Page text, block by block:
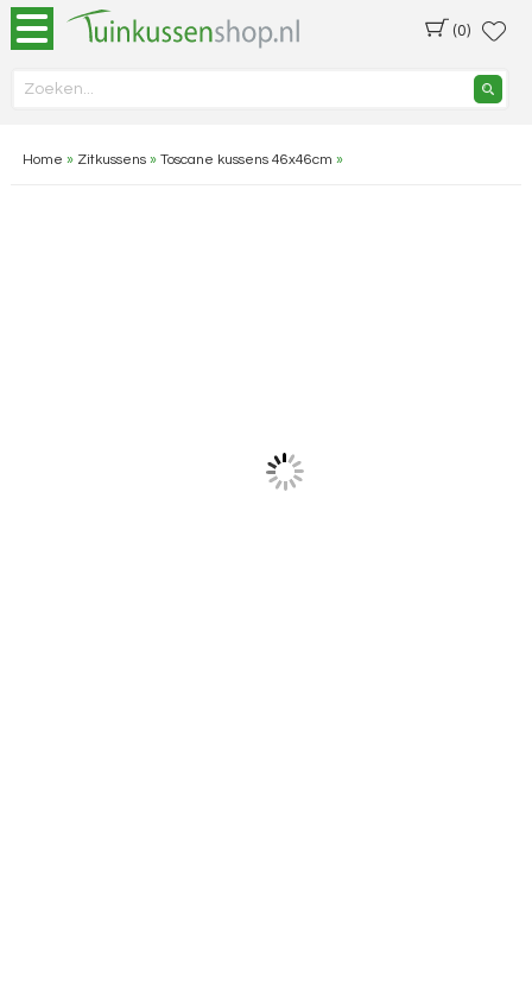
(0)
Home » Zitkussens» Toscane kussens 46x46cm »